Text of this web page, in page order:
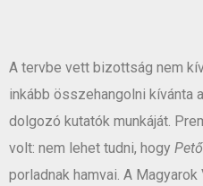
A tervbe vett bizottság nem
inkább összehangolni kívánta
dolgozó kutatók munkáját.
volt: nem lehet tudni, hogy
porladnak hamvai. A